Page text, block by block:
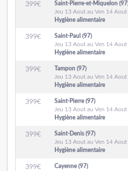
399€
Saint-Pierre-et-Miquelon
Jeu 13 Aout au Ven 14
Hygiène alimentaire
399€
Saint-Paul (97)
Jeu 13 Aout au Ven 14
Hygiène alimentaire
399€
Tampon (97)
Jeu 13 Aout au Ven 14
Hygiène alimentaire
399€
Saint-Pierre (97)
Jeu 13 Aout au Ven 14
Hygiène alimentaire
399€
Saint-Denis (97)
Jeu 13 Aout au Ven 14
Hygiène alimentaire
399€
Cayenne (97)